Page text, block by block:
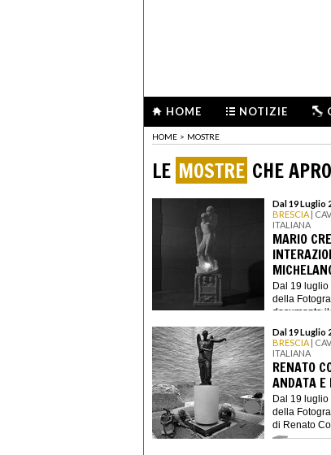
HOME NOTIZIE
HOME > MOSTRE
LE MOSTRE CHE
Dal 19 Luglio
BRESCIA |
ITALIANA
MARIO
Dal 19
della
documenta
Dal 19 Luglio
BRESCIA |
ITALIANA
RENATO
ANDATA E
Dal 19
della
di Renato